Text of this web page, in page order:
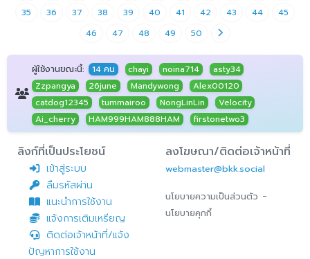
35
36 37 38 39 40 41 42 43 44
45
46
47 48 49 50
ผู้ใช้งานขณะนี้: 14 คน chayi noina714
asty34
Zzpangya
26june Mandywong
Alex00120
catdog12345
tummairoo NongLinLin
Velocity
Ai_cherry
HAM999HAM888HAM firstonetwo3
ลิงก์ที่เป็นประโยชน์
เข้าสู่ระบบ
ลืมรหัสผ่าน
แนะนำการใช้งาน
แจ้งการเติมเหรียญ
ติดต่อเจ้าหน้าที่/แจ้ง
ปัญหาการใช้งาน
ลงโฆษณา/ติดต่อเจ้าหน้าที่
webmaster@bkk.social
นโยบายความเป็นส่วนตัว -
นโยบายคุกกี้